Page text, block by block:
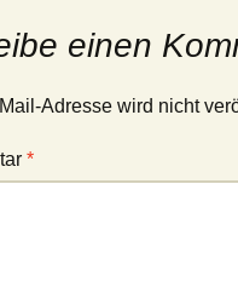
einen
Adresse wird nicht
*